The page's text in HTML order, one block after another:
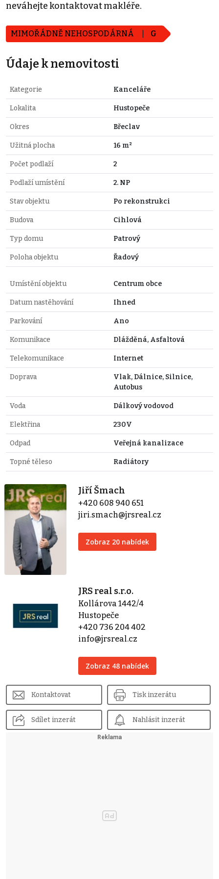
neváhejte kontaktovat makléře.
MIMOŘÁDNĚ NEHOSPODÁRNÁ G
Údaje k nemovitosti
Kategorie Kanceláře
Lokalita Hustopeče
Okres Břeclav
Užitná plocha 16 m²
Počet podlaží 2
Podlaží umístění 2. NP
Stav objektu Po rekonstrukci
Budova Cihlová
Typ domu Patrový
Poloha objektu Řadový
Umístění objektu Centrum obce
Datum nastěhování Ihned
Parkování Ano
Komunikace Dlážděná, Asfaltová
Telekomunikace Internet
Doprava
Vlak, Dálnice, Silnice,
Autobus
Voda Dálkový vodovod
Elektřina 230V
Odpad Veřejná kanalizace
Topné těleso Radiátory
Jiří Šmach
+420 608 940 651
jiri.smach@jrsreal.cz
Zobraz 20 nabídek
JRS real s.r.o.
Kollárova 1442/4
Hustopeče
+420 736 204 402
info@jrsreal.cz
Zobraz 48 nabídek
Kontaktovat Tisk inzerátu
Sdílet inzerát Nahlásit inzerát